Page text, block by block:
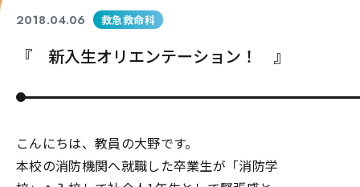
2018.04.06 救急救命科
『 新入生オリエンテーション！ 』
こんにちは、教員の大野です。
本校の消防機関へ就職した卒業生が「消防学